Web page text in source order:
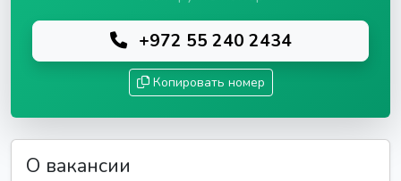
+972 55 240 2434
Копировать номер
О вакансии